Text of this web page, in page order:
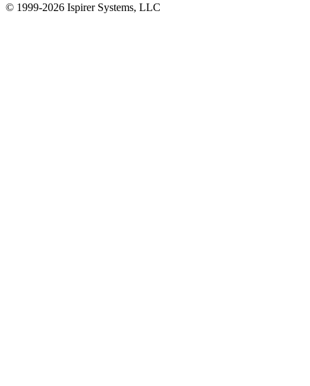
© 1999-2026 Ispirer Systems, LLC